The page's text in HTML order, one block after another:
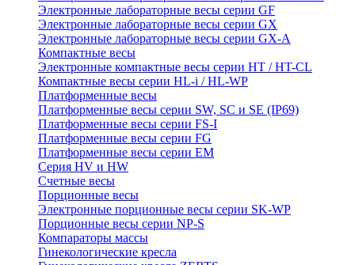
Электронные лабораторные весы серии GF
Электронные лабораторные весы серии GX
Электронные лабораторные весы серии GX-A
Компактные весы
Электронные компактные весы серии HT / HT-CL
Компактные весы серии HL-i / HL-WP
Платформенные весы
Платформенные весы серии SW, SC и SE (IP69)
Платформенные весы серии FS-I
Платформенные весы серии FG
Платформенные весы серии EM
Серия HV и HW
Счетные весы
Порционные весы
Электронные порционные весы серии SK-WP
Порционные весы серии NP-S
Компараторы массы
Гинекологические кресла